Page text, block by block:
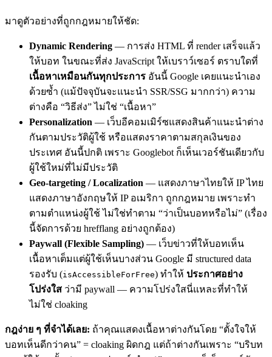
มาดูตัวอย่างที่ถูกกฎหมายให้ชัด:
Dynamic Rendering — การส่ง HTML ที่ render เสร็จแล้ว
ให้บอท ในขณะที่ส่ง JavaScript ให้เบราว์เซอร์ ตราบใดที่
เนื้อหาเหมือนกันทุกประการ อันนี้ Google เคยแนะนำเอง
ด้วยซ้ำ (แม้ปัจจุบันจะแนะนำ SSR/SSG มากกว่า) ความ
ต่างคือ “วิธีส่ง” ไม่ใช่ “เนื้อหา”
Personalization — เว็บอีคอมเมิร์ซแสดงสินค้าแนะนำต่าง
กันตามประวัติผู้ใช้ หรือแสดงราคาตามสกุลเงินของ
ประเทศ อันนี้ปกติ เพราะ Googlebot ก็เห็นเวอร์ชันเดียวกับ
ผู้ใช้ใหม่ที่ไม่มีประวัติ
Geo-targeting / Localization — แสดงภาษาไทยให้ IP ไทย
แสดงภาษาอังกฤษให้ IP อเมริกา ถูกกฎหมาย เพราะทำ
ตามตำแหน่งผู้ใช้ ไม่ใช่ทำตาม “ว่าเป็นบอทหรือไม่” (เรื่อง
นี้จัดการด้วย hrefflang อย่างถูกต้อง)
Paywall (Flexible Sampling) — เว็บข่าวที่ให้บอทเห็น
เนื้อหาเต็มแต่ผู้ใช้เห็นบางส่วน Google มี structured data
รองรับ (isAccessibleForFree) ทำให้ ประกาศอย่าง
โปร่งใส ว่ามี paywall — ความโปร่งใสนี่แหละที่ทำให้
ไม่ใช่ cloaking
กฎง่าย ๆ ที่จำได้เลย: ถ้าคุณแสดงเนื้อหาต่างกันโดย “ตั้งใจให้
บอทเห็นดีกว่าคน” = cloaking ผิดกฎ แต่ถ้าต่างกันเพราะ “บริบท